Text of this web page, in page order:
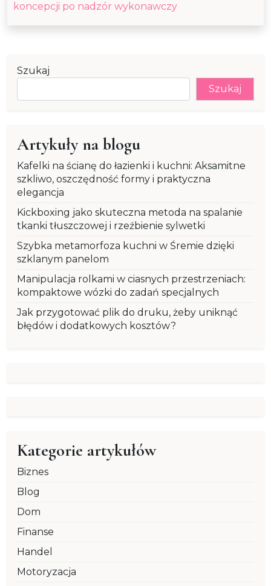
koncepcji po nadzór wykonawczy
Szukaj
Szukaj
Artykuły na blogu
Kafelki na ścianę do łazienki i kuchni: Aksamitne
szkliwo, oszczędność formy i praktyczna
elegancja
Kickboxing jako skuteczna metoda na spalanie
tkanki tłuszczowej i rzeźbienie sylwetki
Szybka metamorfoza kuchni w Śremie dzięki
szklanym panelom
Manipulacja rolkami w ciasnych przestrzeniach:
kompaktowe wózki do zadań specjalnych
Jak przygotować plik do druku, żeby uniknąć
błędów i dodatkowych kosztów?
Kategorie artykułów
Biznes
Blog
Dom
Finanse
Handel
Motoryzacja